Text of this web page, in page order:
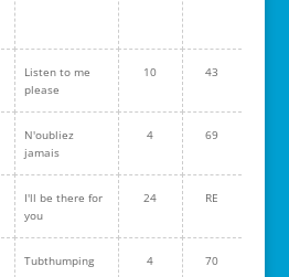
Listen to me
please
10 43
N'oubliez
jamais
4 69
I'll be there for
you
24 RE
Tubthumping 4 70